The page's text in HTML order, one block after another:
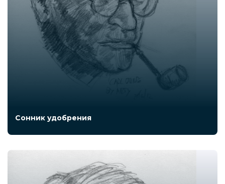
Сонник удобрения